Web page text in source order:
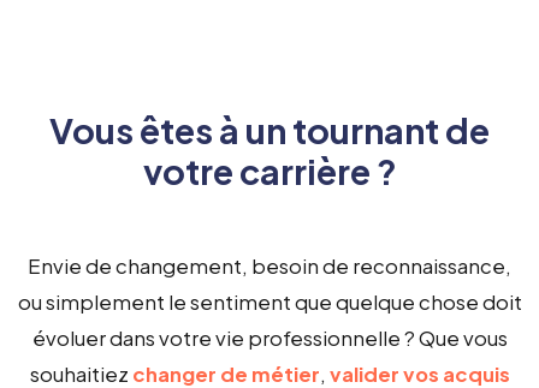
Vous êtes à un tournant de
votre carrière ?
Envie de changement, besoin de reconnaissance,
ou simplement le sentiment que quelque chose doit
évoluer dans votre vie professionnelle ? Que vous
souhaitiez changer de métier, valider vos acquis